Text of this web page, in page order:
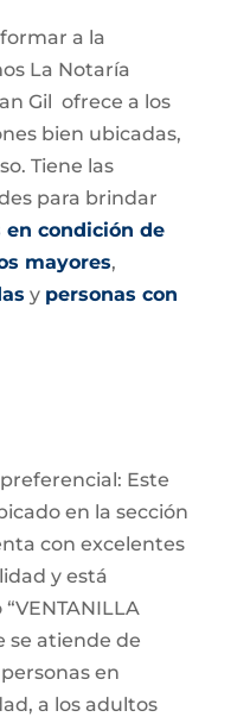
a la
La Notaría
Gil ofrece a los
bien ubicadas,
Tiene las
para brindar
en condición de
mayores,
y personas con
Este
en la sección
con excelentes
y está
se atiende de
en
a los adultos